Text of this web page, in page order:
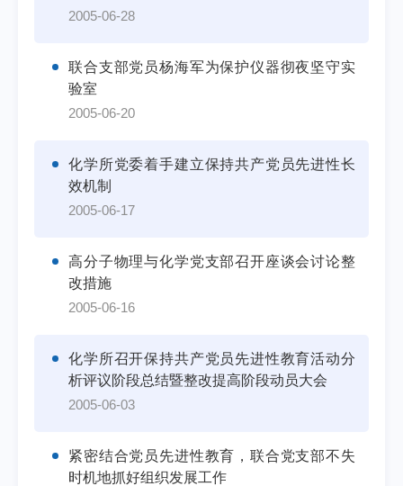
2005-06-28
联合支部党员杨海军为保护仪器彻夜坚守实
验室
2005-06-20
化学所党委着手建立保持共产党员先进性长
效机制
2005-06-17
高分子物理与化学党支部召开座谈会讨论整
改措施
2005-06-16
化学所召开保持共产党员先进性教育活动分
析评议阶段总结暨整改提高阶段动员大会
2005-06-03
紧密结合党员先进性教育，联合党支部不失
时机地抓好组织发展工作